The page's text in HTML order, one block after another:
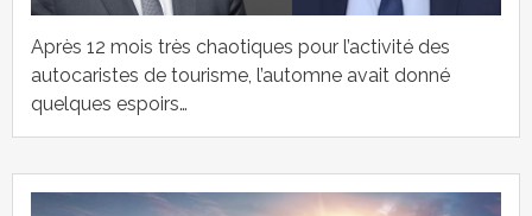
Après 12 mois très chaotiques pour l’activité des
autocaristes de tourisme, l’automne avait donné
quelques espoirs…